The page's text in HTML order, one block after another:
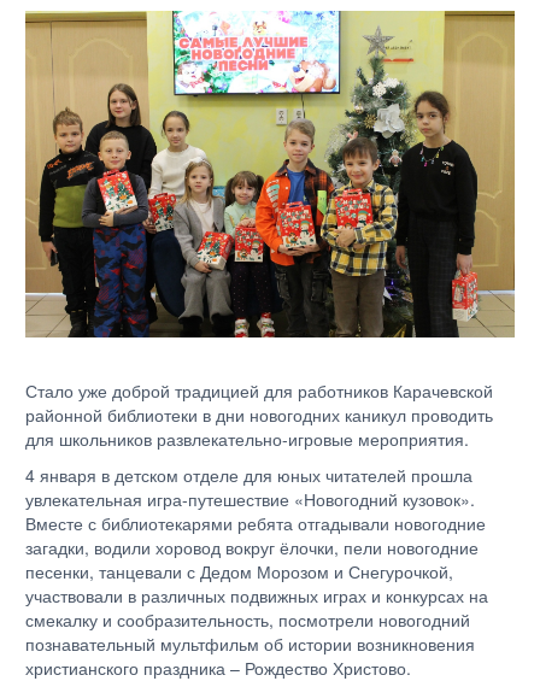
Стало уже доброй традицией для работников Карачевской
районной библиотеки в дни новогодних каникул проводить
для школьников развлекательно-игровые мероприятия.
4 января в детском отделе для юных читателей прошла
увлекательная игра-путешествие «Новогодний кузовок».
Вместе с библиотекарями ребята отгадывали новогодние
загадки, водили хоровод вокруг ёлочки, пели новогодние
песенки, танцевали с Дедом Морозом и Снегурочкой,
участвовали в различных подвижных играх и конкурсах на
смекалку и сообразительность, посмотрели новогодний
познавательный мультфильм об истории возникновения
христианского праздника – Рождество Христово.